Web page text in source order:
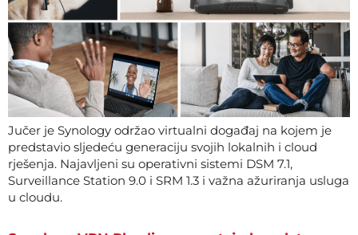
Jučer je Synology održao virtualni događaj na kojem je
predstavio sljedeću generaciju svojih lokalnih i cloud
rješenja. Najavljeni su operativni sistemi DSM 7.1,
Surveillance Station 9.0 i SRM 1.3 i važna ažuriranja usluga
u cloudu.